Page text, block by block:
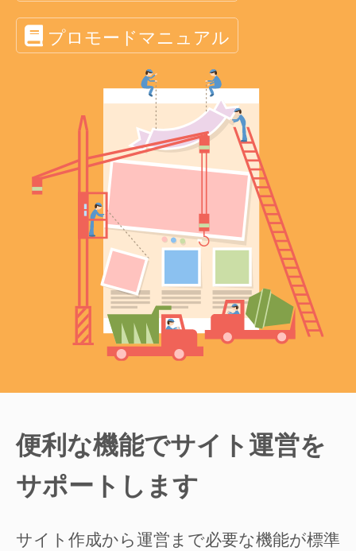
プロモードマニュアル
便利な機能でサイト運営を
サポートします
サイト作成から運営まで必要な機能が標準